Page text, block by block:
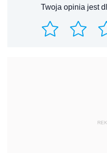
Twoja opinia jest